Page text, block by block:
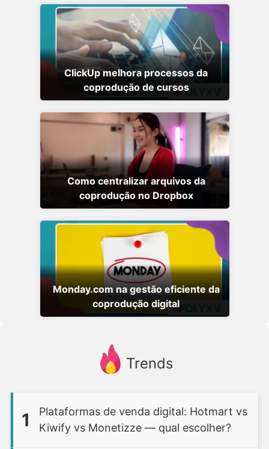
ClickUp melhora processos da
coprodução de cursos
Como centralizar arquivos da
coprodução no Dropbox
Monday.com na gestão eficiente da
coprodução digital
Trends
1
Plataformas de venda digital: Hotmart vs
Kiwify vs Monetizze — qual escolher?